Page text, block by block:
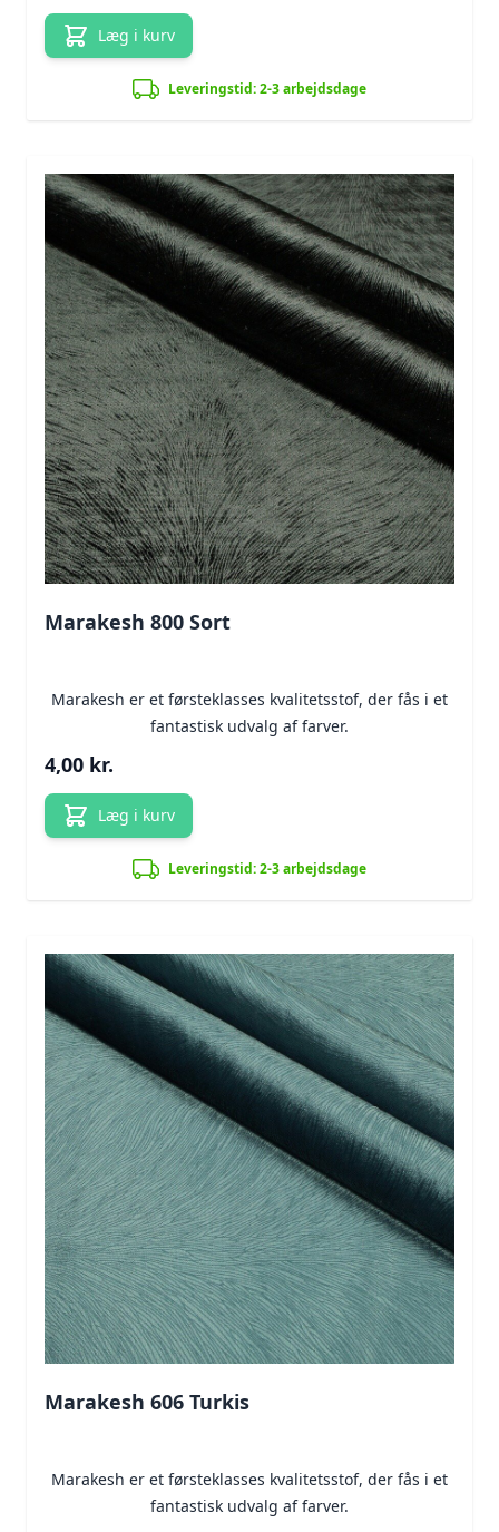
Læg i kurv
Leveringstid: 2-3 arbejdsdage
Marakesh 800 Sort
Marakesh er et førsteklasses kvalitetsstof, der fås i et
fantastisk udvalg af farver.
4,00 kr.
Læg i kurv
Leveringstid: 2-3 arbejdsdage
Marakesh 606 Turkis
Marakesh er et førsteklasses kvalitetsstof, der fås i et
fantastisk udvalg af farver.